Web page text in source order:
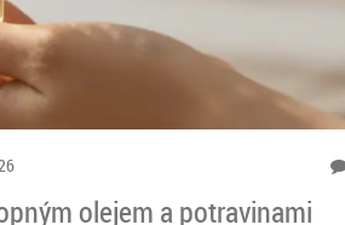
olejem a potravinami